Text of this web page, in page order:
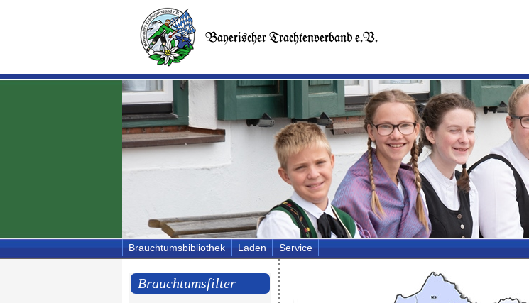
Brauchtumsbibliothek Laden Service
Brauchtumsfilter